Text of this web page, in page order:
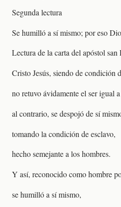
Segunda lectura
Se humilló a sí mismo; por eso
Lectura de la carta del apóstol san
Cristo Jesús, siendo de condición
no retuvo ávidamente el ser igual
al contrario, se despojó de sí
tomando la condición de esclavo,
hecho semejante a los hombres.
Y así, reconocido como hombre
se humilló a sí mismo,